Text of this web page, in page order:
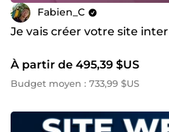
Fabien_C
Je vais créer votre site
À partir de 495,39 $US
Budget moyen : 733,99 $US